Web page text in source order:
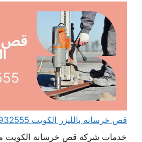
قص خرسانه بالليزر الكويت 65932555 فتح كور تكييف